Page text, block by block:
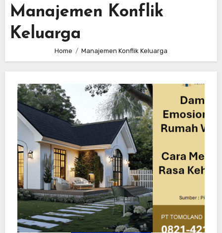
Manajemen Konflik
Keluarga
Home Manajemen Konflik Keluarga